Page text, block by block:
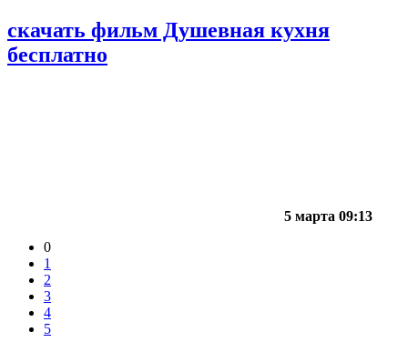
скачать фильм Душевная кухня
бесплатно
5 марта 09:13
0
1
2
3
4
5